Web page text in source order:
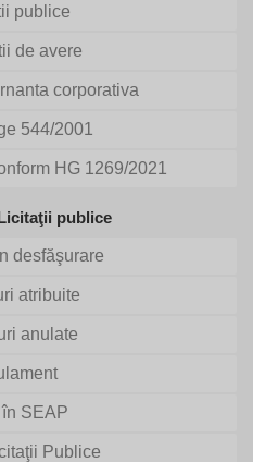
publice
de avere
corporativa
544/2001
HG 1269/2021
publice
desfăşurare
atribuite
anulate
în SEAP
Publice